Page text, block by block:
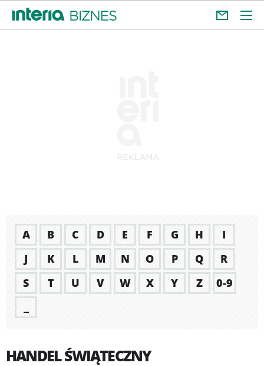
A B C D E F G H
I
J
K L M N O P Q
R
S
T U V W X Y Z
0-9
HANDEL ŚWIĄTECZNY